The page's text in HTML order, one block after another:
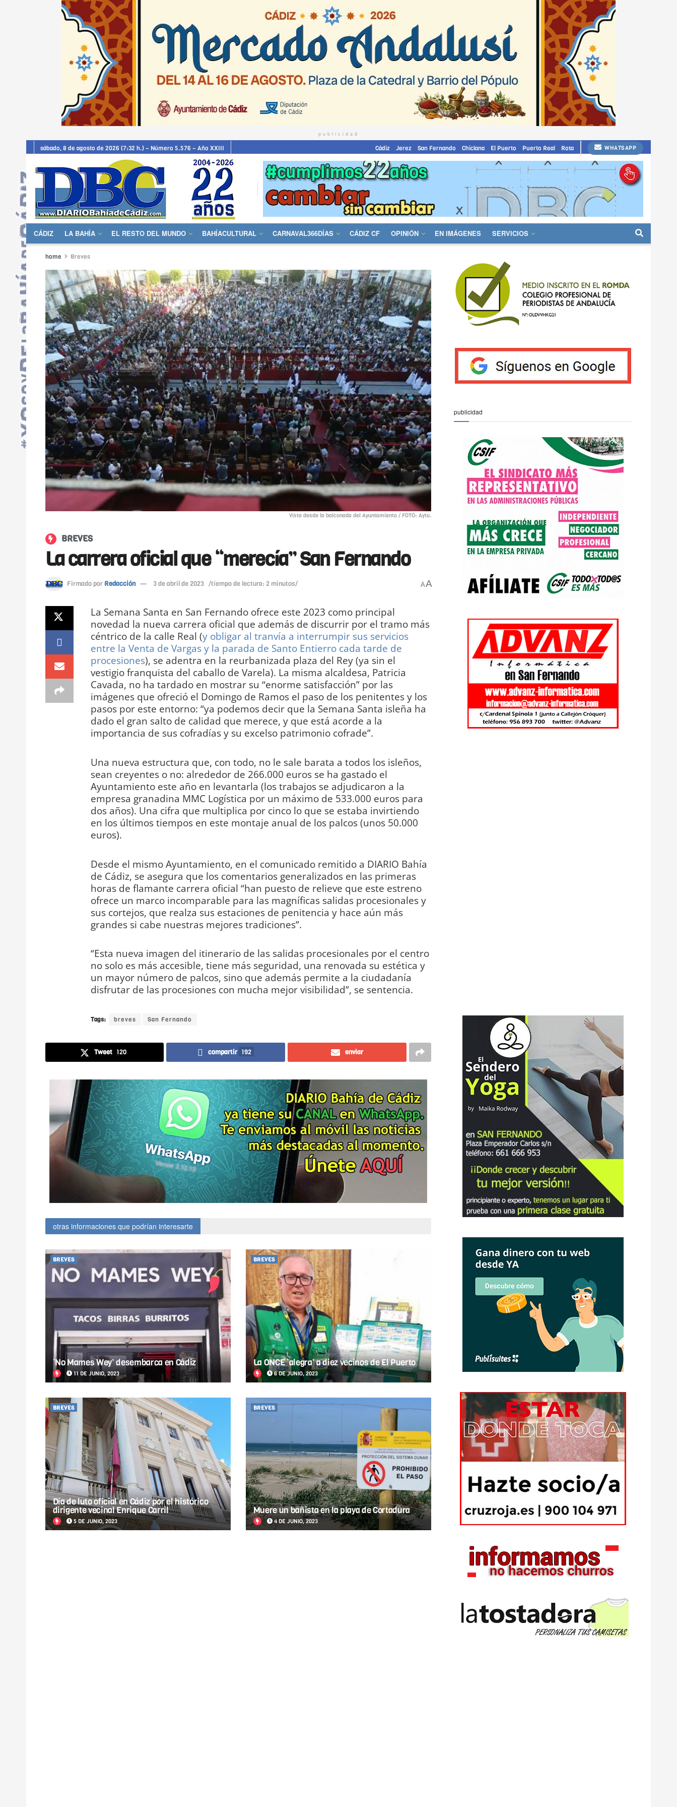
publicidad
sábado, 8 de agosto de 2026 (7:32 h.) – Número 5.576 – Año XXIII Cádiz Jerez San Fernando Chiclana El Puerto Puerto Real Rota WHATSAPP
CÁDIZ LA BAHÍA EL RESTO DEL MUNDO BAHÍACULTURAL CARNAVAL366DÍAS CÁDIZ CF OPINIÓN EN IMÁGENES SERVICIOS
home Breves
Vista desde la balconada del Ayuntamiento / FOTO: Ayto.
BREVES
La carrera oficial que “merecía” San Fernando
Firmado por Redacción 3 de abril de 2023 /tiempo de lectura: 2 minutos/ AA
La Semana Santa en San Fernando ofrece este 2023 como principal
novedad la nueva carrera oficial que además de discurrir por el tramo más
céntrico de la calle Real (y obligar al tranvía a interrumpir sus servicios
entre la Venta de Vargas y la parada de Santo Entierro cada tarde de
procesiones), se adentra en la reurbanizada plaza del Rey (ya sin el
vestigio franquista del caballo de Varela). La misma alcaldesa, Patricia
Cavada, no ha tardado en mostrar su “enorme satisfacción” por las
imágenes que ofreció el Domingo de Ramos el paso de los penitentes y los
pasos por este entorno: “ya podemos decir que la Semana Santa isleña ha
dado el gran salto de calidad que merece, y que está acorde a la
importancia de sus cofradías y su excelso patrimonio cofrade”.
Una nueva estructura que, con todo, no le sale barata a todos los isleños,
sean creyentes o no: alrededor de 266.000 euros se ha gastado el
Ayuntamiento este año en levantarla (los trabajos se adjudicaron a la
empresa granadina MMC Logística por un máximo de 533.000 euros para
dos años). Una cifra que multiplica por cinco lo que se estaba invirtiendo
en los últimos tiempos en este montaje anual de los palcos (unos 50.000
euros).
Desde el mismo Ayuntamiento, en el comunicado remitido a DIARIO Bahía
de Cádiz, se asegura que los comentarios generalizados en las primeras
horas de flamante carrera oficial “han puesto de relieve que este estreno
ofrece un marco incomparable para las magníficas salidas procesionales y
sus cortejos, que realza sus estaciones de penitencia y hace aún más
grandes si cabe nuestras mejores tradiciones”.
“Esta nueva imagen del itinerario de las salidas procesionales por el centro
no solo es más accesible, tiene más seguridad, una renovada su estética y
un mayor número de palcos, sino que además permite a la ciudadanía
disfrutar de las procesiones con mucha mejor visibilidad”, se sentencia.
Tags: breves San Fernando
Tweet 120 compartir 192 enviar
otras informaciones que podrían interesarte
BREVES
‘No Mames Wey’ desembarca en Cádiz
11 DE JUNIO, 2023
BREVES
La ONCE ‘alegra’ a diez vecinos de El Puerto
6 DE JUNIO, 2023
BREVES
Día de luto oficial en Cádiz por el histórico
dirigente vecinal Enrique Carril
5 DE JUNIO, 2023
BREVES
Muere un bañista en la playa de Cortadura
4 DE JUNIO, 2023
publicidad